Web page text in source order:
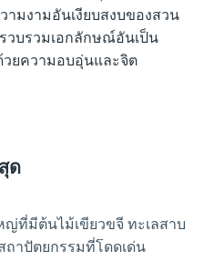
วามงามอันเงียบสงบของสวน
รวบรวมเอกลักษณ์อันเป็น
ยความอบอุ่นและจิต
ด
ที่มีต้นไม้เขียวขจี ทะเลสาบ
ถาปัตยกรรมที่โดดเด่น